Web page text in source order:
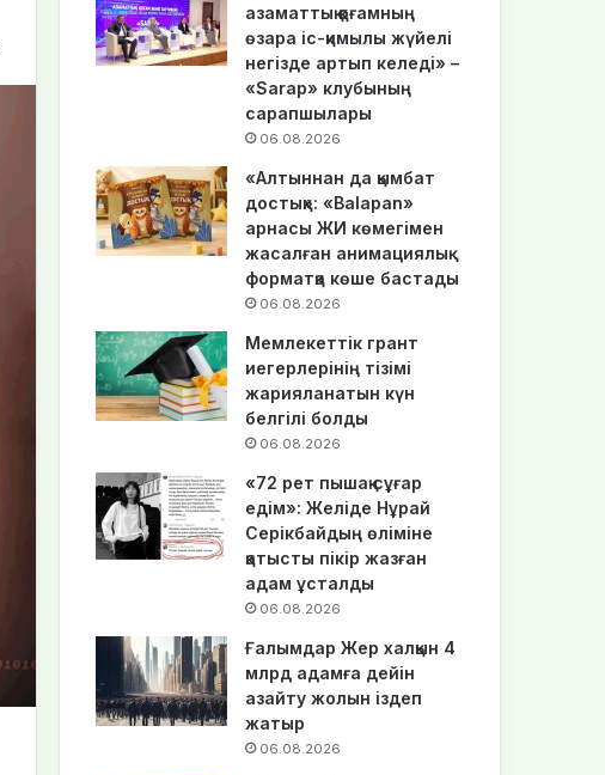
азаматтық қоғамның
өзара іс-қимылы жүйелі
негізде артып келеді» –
«Sarap» клубының
сарапшылары
06.08.2026
«Алтыннан да қымбат
достық»: «Balapan»
арнасы ЖИ көмегімен
жасалған анимациялық
форматқа көше бастады
06.08.2026
Мемлекеттік грант
иегерлерінің тізімі
жарияланатын күн
белгілі болды
06.08.2026
«72 рет пышақ сұғар
едім»: Желіде Нұрай
Серікбайдың өліміне
қатысты пікір жазған
адам ұсталды
06.08.2026
Ғалымдар Жер халқын 4
млрд адамға дейін
азайту жолын іздеп
жатыр
06.08.2026